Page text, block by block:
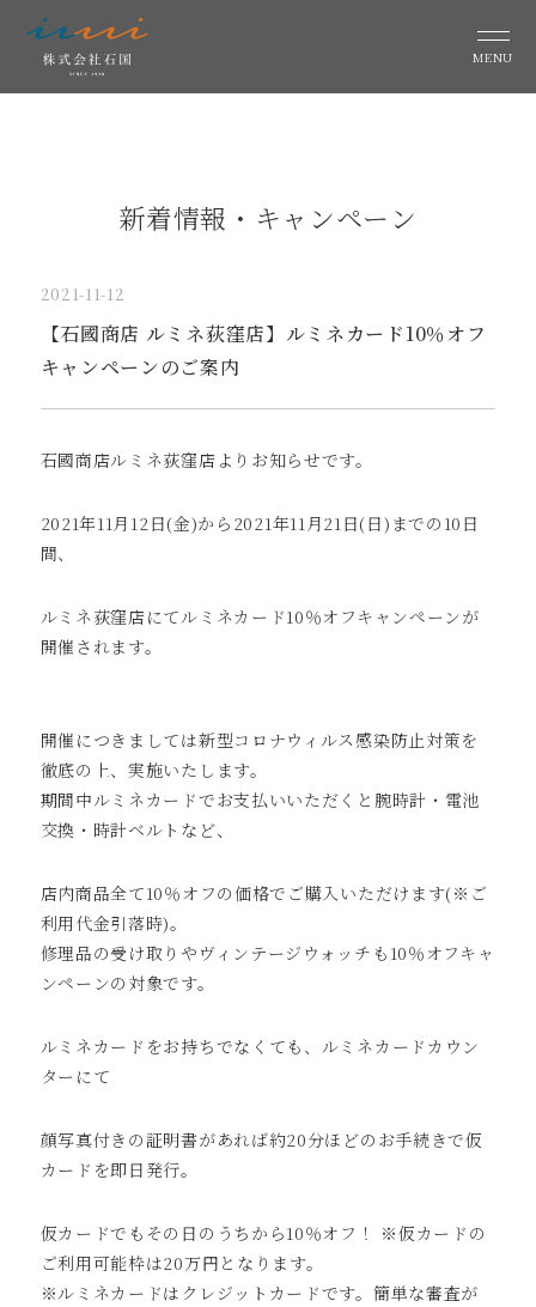
MENU
新着情報・キャンペーン
2021-11-12
【石國商店 ルミネ荻窪店】ルミネカード10％オフ
キャンペーンのご案内
石國商店ルミネ荻窪店よりお知らせです。
2021年11月12日(金)から2021年11月21日(日)までの10日
間、
ルミネ荻窪店にてルミネカード10％オフキャンペーンが
開催されます。
開催につきましては新型コロナウィルス感染防止対策を
徹底の上、実施いたします。
期間中ルミネカードでお支払いいただくと腕時計・電池
交換・時計ベルトなど、
店内商品全て10％オフの価格でご購入いただけます(※ご
利用代金引落時)。
修理品の受け取りやヴィンテージウォッチも10％オフキャ
ンペーンの対象です。
ルミネカードをお持ちでなくても、ルミネカードカウン
ターにて
顔写真付きの証明書があれば約20分ほどのお手続きで仮
カードを即日発行。
仮カードでもその日のうちから10％オフ！ ※仮カードの
ご利用可能枠は20万円となります。
※ルミネカードはクレジットカードです。簡単な審査が